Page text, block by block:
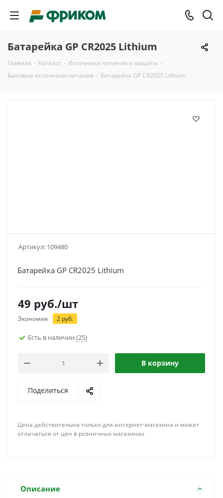
Батарейка GP CR2025 Lithium
Главная - Каталог - Источники питания и защиты -
Бытовые источники питания - Батарейка GP CR2025 Lithium
Артикул: 109480
Батарейка GP CR2025 Lithium
49 руб./шт
Экономия 2 руб.
Есть в наличии (25)
В корзину
Поделиться
Цена действительна только для интернет-магазина и может
отличаться от цен в розничных магазинах
Описание